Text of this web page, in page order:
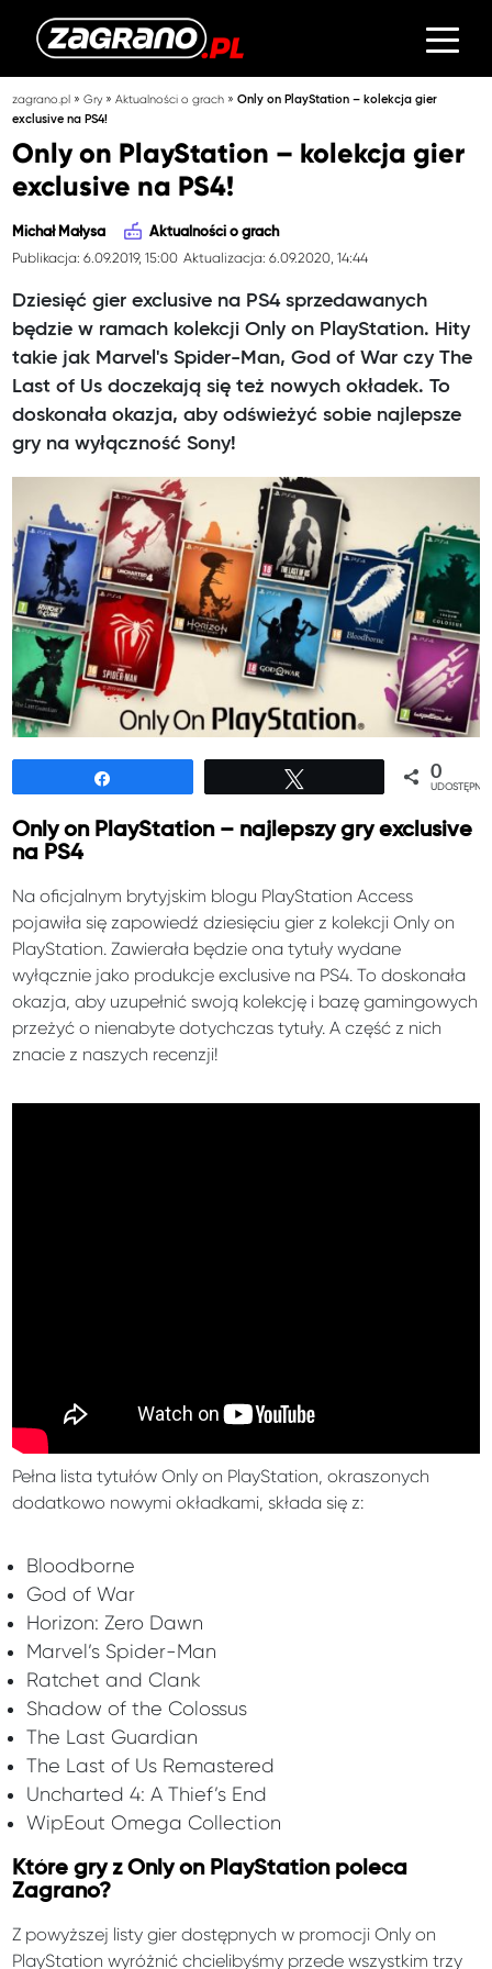
zagrano.pl »Gry»Aktualności o grach »Only on PlayStation – kolekcja gier
exclusive na PS4!
Only on PlayStation – kolekcja gier
exclusive na PS4!
Michał Małysa Aktualności o grach
Publikacja: 6.09.2019, 15:00 Aktualizacja: 6.09.2020, 14:44
Dziesięć gier exclusive na PS4 sprzedawanych
będzie w ramach kolekcji Only on PlayStation. Hity
takie jak Marvel's Spider-Man, God of War czy The
Last of Us doczekają się też nowych okładek. To
doskonała okazja, aby odświeżyć sobie najlepsze
gry na wyłączność Sony!
0
Only on PlayStation – najlepszy gry exclusive
na PS4
Na oficjalnym brytyjskim blogu PlayStation Access
pojawiła się zapowiedź dziesięciu gier z kolekcji Only on
PlayStation. Zawierała będzie ona tytuły wydane
wyłącznie jako produkcje exclusive na PS4. To doskonała
okazja, aby uzupełnić swoją kolekcję i bazę gamingowych
przeżyć o nienabyte dotychczas tytuły. A część z nich
znacie z naszych recenzji!
Pełna lista tytułów Only on PlayStation, okraszonych
dodatkowo nowymi okładkami, składa się z:
Bloodborne
God of War
Horizon: Zero Dawn
Marvel’s Spider-Man
Ratchet and Clank
Shadow of the Colossus
The Last Guardian
The Last of Us Remastered
Uncharted 4: A Thief’s End
WipEout Omega Collection
Które gry z Only on PlayStation poleca
Zagrano?
Z powyższej listy gier dostępnych w promocji Only on
PlayStation wyróżnić chcielibyśmy przede wszystkim trzy